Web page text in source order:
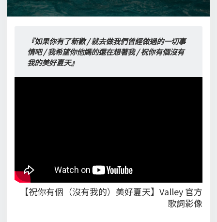
『如果你有了新歡 / 就去做我們曾經做過的一切事
情吧 / 我希望你他媽的還在想著我 / 祝你有個沒有
我的美好夏天』
【祝你有個（沒有我的）美好夏天】Valley 官方
歌詞影像